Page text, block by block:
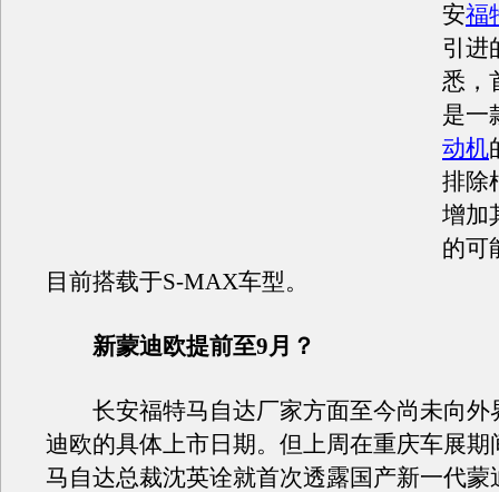
安福
引进
悉，
是一
动机
排除
增加
的可
目前搭载于S-MAX车型。
新蒙迪欧提前至9月？
长安福特马自达厂家方面至今尚未向外
迪欧的具体上市日期。但上周在重庆车展期
马自达总裁沈英诠就首次透露国产新一代蒙